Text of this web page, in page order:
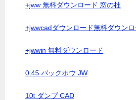
+jww 無料ダウンロード 窓の杜
+jwwcadダウンロード無料ダウンロ
+jwwin 無料ダウンロード
0.45 バックホウ JW
10t ダンプ CAD